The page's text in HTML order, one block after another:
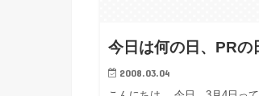
今日は何の日、PRの
2008.03.04